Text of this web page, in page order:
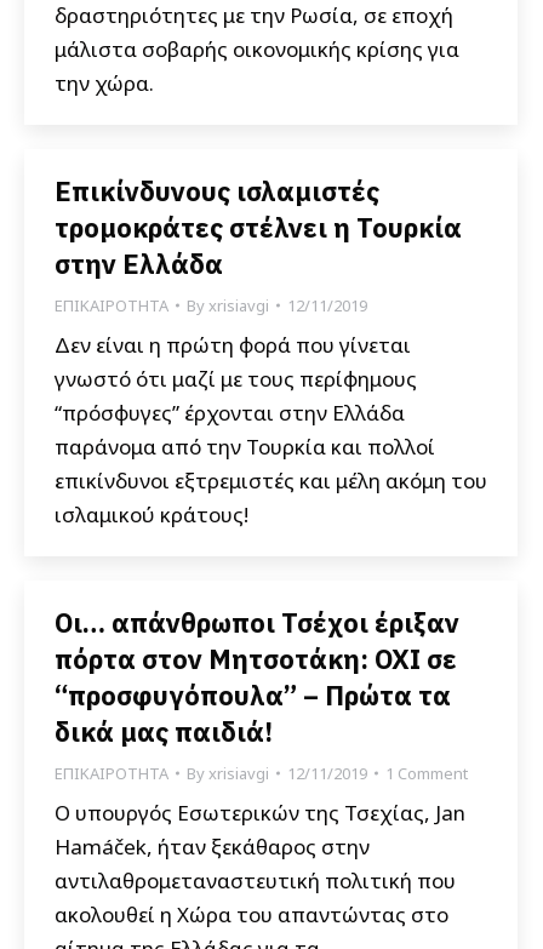
δραστηριότητες με την Ρωσία, σε εποχή
μάλιστα σοβαρής οικονομικής κρίσης για
την χώρα.
Επικίνδυνους ισλαμιστές
τρομοκράτες στέλνει η Τουρκία
στην Ελλάδα
ΕΠΙΚΑΙΡΟΤΗΤΑ Byxrisiavgi 12/11/2019
Δεν είναι η πρώτη φορά που γίνεται
γνωστό ότι μαζί με τους περίφημους
“πρόσφυγες” έρχονται στην Ελλάδα
παράνομα από την Τουρκία και πολλοί
επικίνδυνοι εξτρεμιστές και μέλη ακόμη του
ισλαμικού κράτους!
Οι… απάνθρωποι Τσέχοι έριξαν
πόρτα στον Μητσοτάκη: ΟΧΙ σε
“προσφυγόπουλα” – Πρώτα τα
δικά μας παιδιά!
ΕΠΙΚΑΙΡΟΤΗΤΑ Byxrisiavgi 12/11/2019 1 Comment
Ο υπουργός Εσωτερικών της Τσεχίας, Jan
Hamáček, ήταν ξεκάθαρος στην
αντιλαθρομεταναστευτική πολιτική που
ακολουθεί η Χώρα του απαντώντας στο